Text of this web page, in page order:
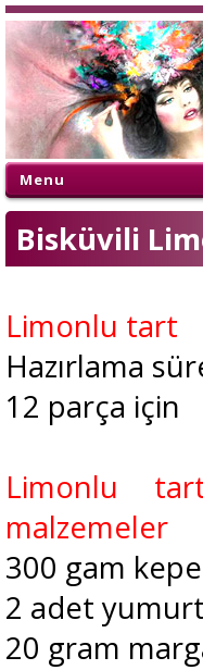
Menu
Bisküvili
Limonlu tart
Hazırlama
12 parça için
Limonlu
malzemeler
300 gam
2 adet
20 gram